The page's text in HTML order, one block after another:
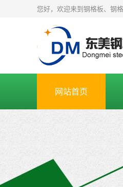
您好，欢迎来到钢格板、钢
网站首页